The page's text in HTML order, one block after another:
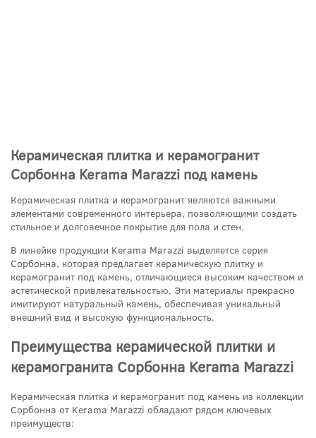
Керамическая плитка и керамогранит
Сорбонна Kerama Marazzi под камень
Керамическая плитка и керамогранит являются важными
элементами современного интерьера, позволяющими создать
стильное и долговечное покрытие для пола и стен.
В линейке продукции Kerama Marazzi выделяется серия
Сорбонна, которая предлагает керамическую плитку и
керамогранит под камень, отличающиеся высоким качеством и
эстетической привлекательностью. Эти материалы прекрасно
имитируют натуральный камень, обеспечивая уникальный
внешний вид и высокую функциональность.
Преимущества керамической плитки и
керамогранита Сорбонна Kerama Marazzi
Керамическая плитка и керамогранит под камень из коллекции
Сорбонна от Kerama Marazzi обладают рядом ключевых
преимуществ: